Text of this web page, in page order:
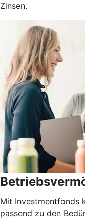
Zinsen.
Mit Investmentfonds
passend zu den